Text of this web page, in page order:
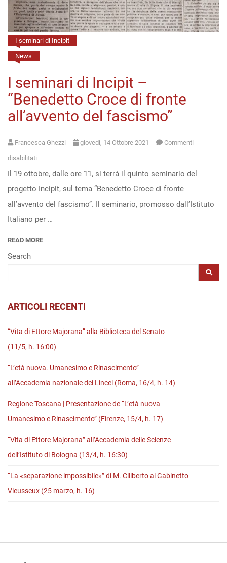
Lettere
Annali
di
Open
access
I seminari di Incipit
News
I seminari di Incipit –
“Benedetto Croce di fronte
all’avvento del fascismo”
Francesca Ghezzi giovedì, 14 Ottobre 2021 Commenti
disabilitati
I
seminari
di
Incipit
Croce
di
all’avvento
Il 19 ottobre, dalle ore 11, si terrà il quinto seminario del
progetto Incipit, sul tema “Benedetto Croce di fronte
all’avvento del fascismo”. Il seminario, promosso dall’Istituto
Italiano per …
READ MORE
Search
ARTICOLI RECENTI
“Vita di Ettore Majorana” alla Biblioteca del Senato
(11/5, h. 16:00)
“L’età nuova. Umanesimo e Rinascimento”
all’Accademia nazionale dei Lincei (Roma, 16/4, h. 14)
Regione Toscana | Presentazione de “L’età nuova
Umanesimo e Rinascimento” (Firenze, 15/4, h. 17)
“Vita di Ettore Majorana” all’Accademia delle Scienze
dell’Istituto di Bologna (13/4, h. 16:30)
“La «separazione impossibile»” di M. Ciliberto al Gabinetto
Vieusseux (25 marzo, h. 16)